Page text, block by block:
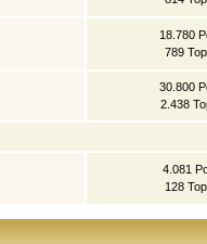
18.780
789
30.800
2.438
4.081
128